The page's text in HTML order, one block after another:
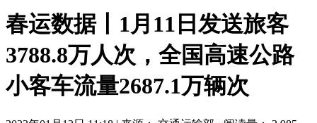
春运数据丨1月11日发送旅客
3788.8万人次，全国高速公路
小客车流量2687.1万辆次